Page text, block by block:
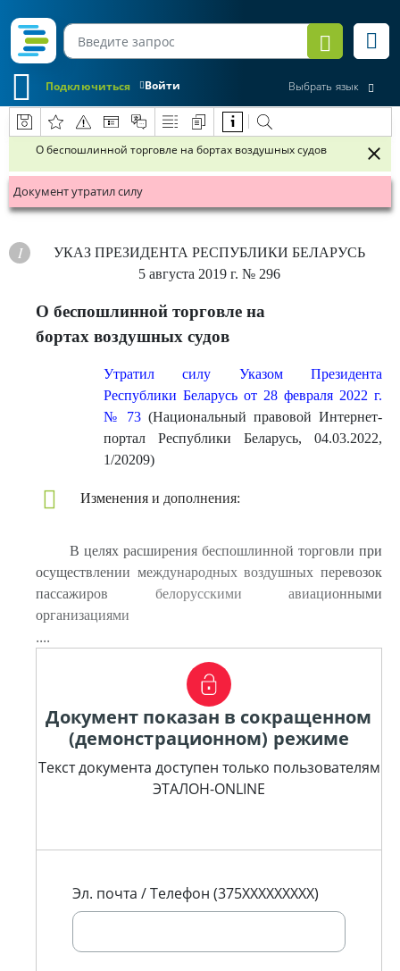
Войти
Подключиться Выбрать язык
О беспошлинной торговле на бортах воздушных судов
Документ утратил силу
УКАЗ ПРЕЗИДЕНТА РЕСПУБЛИКИ БЕЛАРУСЬ
5 августа 2019 г. № 296
О беспошлинной торговле на
бортах воздушных судов
Утратил силу Указом Президента
Республики Беларусь от 28 февраля 2022 г.
№ 73 (Национальный правовой Интернет-
портал Республики Беларусь, 04.03.2022,
1/20209)
Изменения и дополнения:
В целях расширения беспошлинной торговли при
осуществлении международных воздушных перевозок
пассажиров белорусскими авиационными
организациями
....
Документ показан в сокращенном
(демонстрационном) режиме
Текст документа доступен только пользователям
ЭТАЛОН-ONLINE
Эл. почта / Телефон (375XXXXXXXXX)